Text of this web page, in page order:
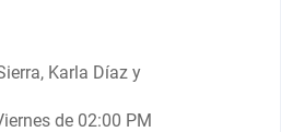
Karla Díaz y
de 02:00 PM